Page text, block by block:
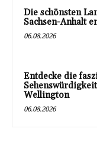
Die schönsten
Sachsen-Anhalt
06.08.2026
Entdecke die
Wellington
06.08.2026